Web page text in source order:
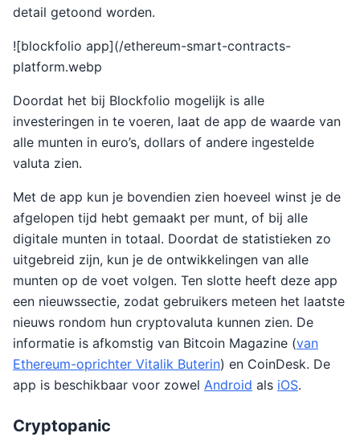
detail getoond worden.
![blockfolio app](/ethereum-smart-contracts-
platform.webp
Doordat het bij Blockfolio mogelijk is alle
investeringen in te voeren, laat de app de waarde van
alle munten in euro’s, dollars of andere ingestelde
valuta zien.
Met de app kun je bovendien zien hoeveel winst je de
afgelopen tijd hebt gemaakt per munt, of bij alle
digitale munten in totaal. Doordat de statistieken zo
uitgebreid zijn, kun je de ontwikkelingen van alle
munten op de voet volgen. Ten slotte heeft deze app
een nieuwssectie, zodat gebruikers meteen het laatste
nieuws rondom hun cryptovaluta kunnen zien. De
informatie is afkomstig van Bitcoin Magazine (van
Ethereum-oprichter Vitalik Buterin) en CoinDesk. De
app is beschikbaar voor zowel Android als iOS.
Cryptopanic